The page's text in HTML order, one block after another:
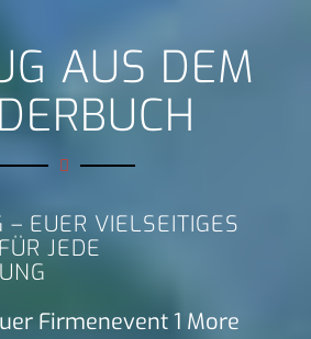
AUS DEM
– EUER VIELSEITIGES
JEDE
Firmenevent 1 More